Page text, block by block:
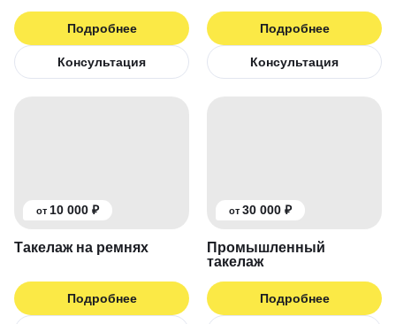
Подробнее
Консультация
Подробнее
Консультация
от 10 000 ₽
Такелаж на ремнях
Подробнее
от 30 000 ₽
Промышленный
такелаж
Подробнее